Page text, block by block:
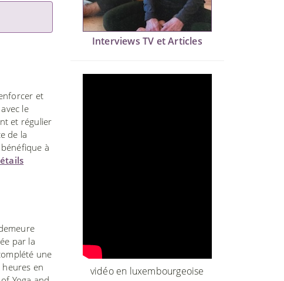
et
le
et régulier
de la
à
par la
une
en
Interviews TV et Articles
vidéo en luxembourgeoise